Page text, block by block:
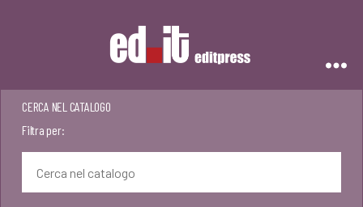
CERCA NEL CATALOGO
Filtra per: